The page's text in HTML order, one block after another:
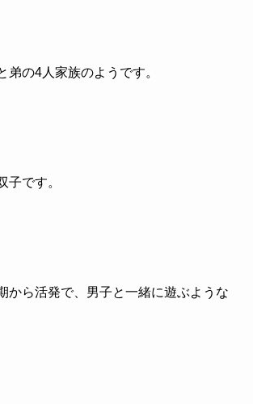
弟の4人家族のようです。
子です。
から活発で、男子と一緒に遊ぶような